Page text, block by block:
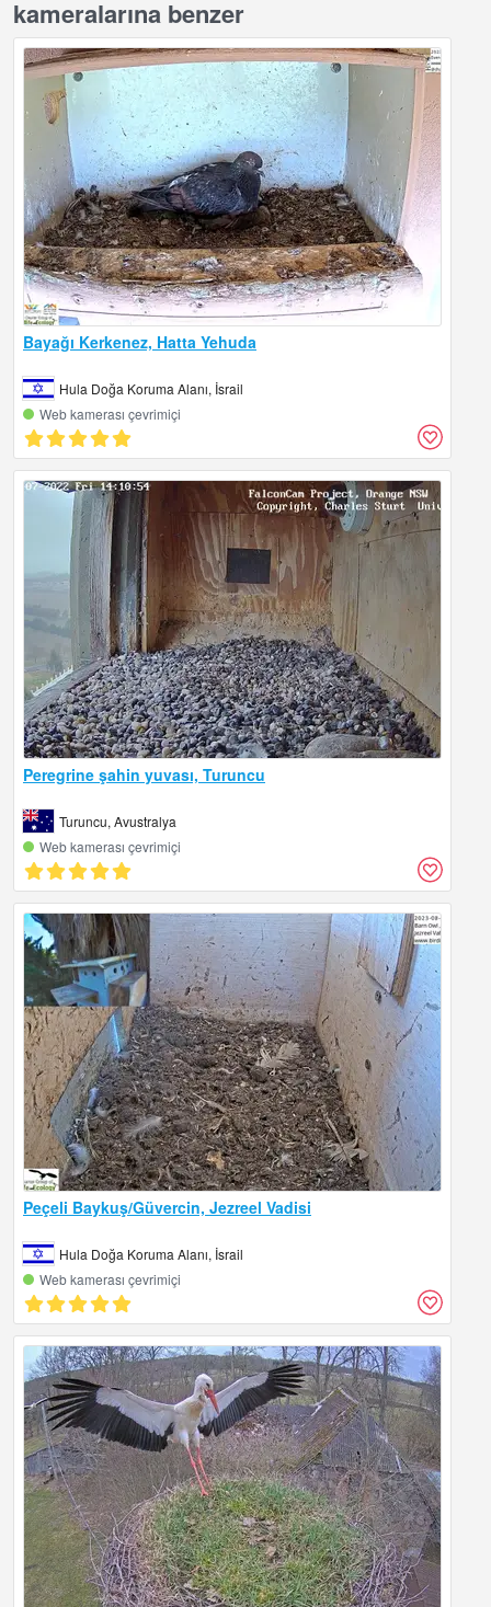
kameralarına benzer
Bayağı Kerkenez, Hatta Yehuda
Hula Doğa Koruma Alanı, İsrail
Web kamerası çevrimiçi
Peregrine şahin yuvası, Turuncu
Turuncu, Avustralya
Web kamerası çevrimiçi
Peçeli Baykuş/Güvercin, Jezreel Vadisi
Hula Doğa Koruma Alanı, İsrail
Web kamerası çevrimiçi